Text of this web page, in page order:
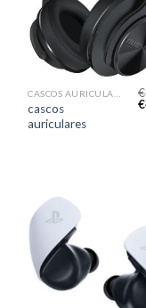
cascos
auriculares
€
€